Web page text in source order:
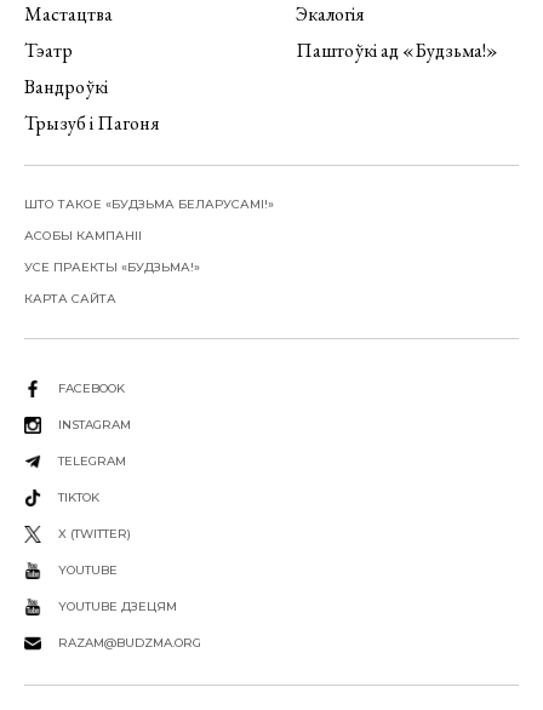
Мастацтва
Тэатр
Вандроўкі
Трызуб і Пагоня
Экалогія
Паштоўкі ад «Будзьма!»
ШТО ТАКОЕ «БУДЗЬМА БЕЛАРУСАМІ!»
АСОБЫ КАМПАНІІ
УСЕ ПРАЕКТЫ «БУДЗЬМА!»
КАРТА САЙТА
FACEBOOK
INSTAGRAM
TELEGRAM
TIKTOK
X (TWITTER)
YOUTUBE
YOUTUBE ДЗЕЦЯМ
RAZAM@BUDZMA.ORG